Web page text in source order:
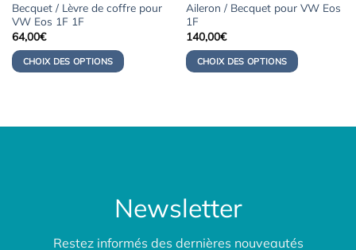
Becquet / Lèvre de coffre pour
VW Eos 1F 1F
64,00€
CHOIX DES OPTIONS
Aileron / Becquet pour VW Eos
1F
140,00€
CHOIX DES OPTIONS
Newsletter
Restez informés des dernières nouveautés